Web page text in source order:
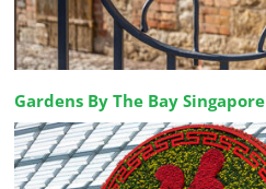
Gardens By The Bay Singapore